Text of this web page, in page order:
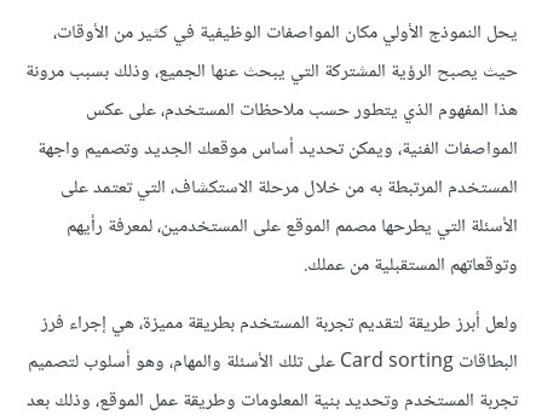
يحل النموذج الأولي مكان المواصفات الوظيفية في كثير من الأوقات،
حيث يصبح الرؤية المشتركة التي يبحث عنها الجميع، وذلك بسبب مرونة
هذا المفهوم الذي يتطور حسب ملاحظات المستخدم، على عكس
المواصفات الفنية، ويمكن تحديد أساس موقعك الجديد وتصميم واجهة
المستخدم المرتبطة به من خلال مرحلة الاستكشاف، التي تعتمد على
الأسئلة التي يطرحها مصمم الموقع على المستخدمين، لمعرفة رأيهم
وتوقعاتهم المستقبلية من عملك.
ولعل أبرز طريقة لتقديم تجربة المستخدم بطريقة مميزة، هي إجراء فرز
البطاقات Card sorting على تلك الأسئلة والمهام، وهو أسلوب لتصميم
تجربة المستخدم وتحديد بنية المعلومات وطريقة عمل الموقع، وذلك بعد